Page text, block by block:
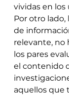
vividas en los
Por otro
de
relevante, no
los pares
el contenido
aquellos que